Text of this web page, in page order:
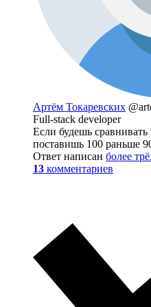
Артём Токаревских
Full-stack developer
Если будешь
поставишь 100 раньше
Ответ написан более
13 комментариев